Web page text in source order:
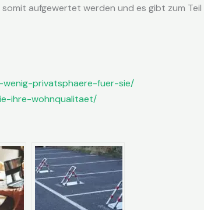
aufgewertet werden und es gibt zum
wenig-privatsphaere-fuer-sie/
ihre-wohnqualitaet/